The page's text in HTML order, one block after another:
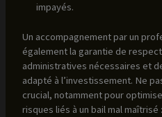
impayés.
Un accompagnement par un
également la garantie de
administratives nécessaires et
adapté à l’investissement. Ne
crucial, notamment pour
risques liés à un bail mal maîtrisé :